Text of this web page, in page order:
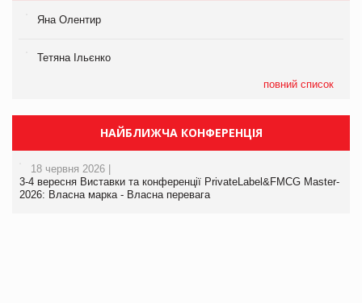
Яна Олентир
Тетяна Ільєнко
повний список
НАЙБЛИЖЧА КОНФЕРЕНЦІЯ
18 червня 2026 |
3-4 вересня Виставки та конференції PrivateLabel&FMCG Master-
2026: Власна марка - Власна перевага